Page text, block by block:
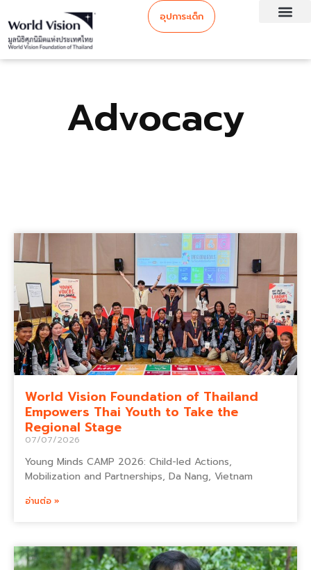
อุปการะเด็ก
Advocacy
World Vision Foundation of Thailand
Empowers Thai Youth to Take the
Regional Stage
07/07/2026
Young Minds CAMP 2026: Child-led Actions,
Mobilization and Partnerships, Da Nang, Vietnam
อ่านต่อ »